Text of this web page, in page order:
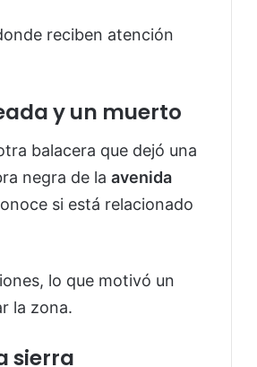
reciben atención
y un muerto
balacera que dejó una
negra de la avenida
si está relacionado
lo que motivó un
la zona.
sierra